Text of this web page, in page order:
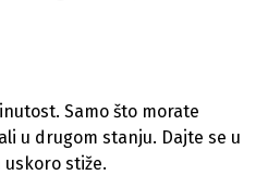
Samo što morate
u drugom stanju. Dajte se u
stiže.